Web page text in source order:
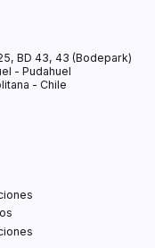
BD 43, 43 (Bodepark)
- Pudahuel
- Chile